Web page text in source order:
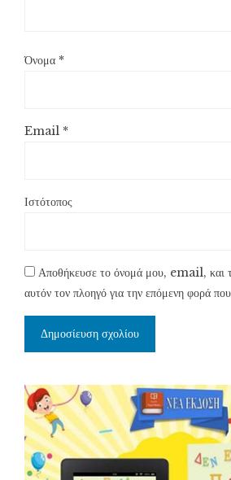
Όνομα *
Email *
Ιστότοπος
Αποθήκευσε το όνομά μου, email, και
αυτόν τον πλοηγό για την επόμενη φορά